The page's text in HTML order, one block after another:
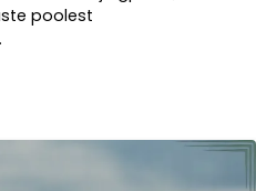
poolest